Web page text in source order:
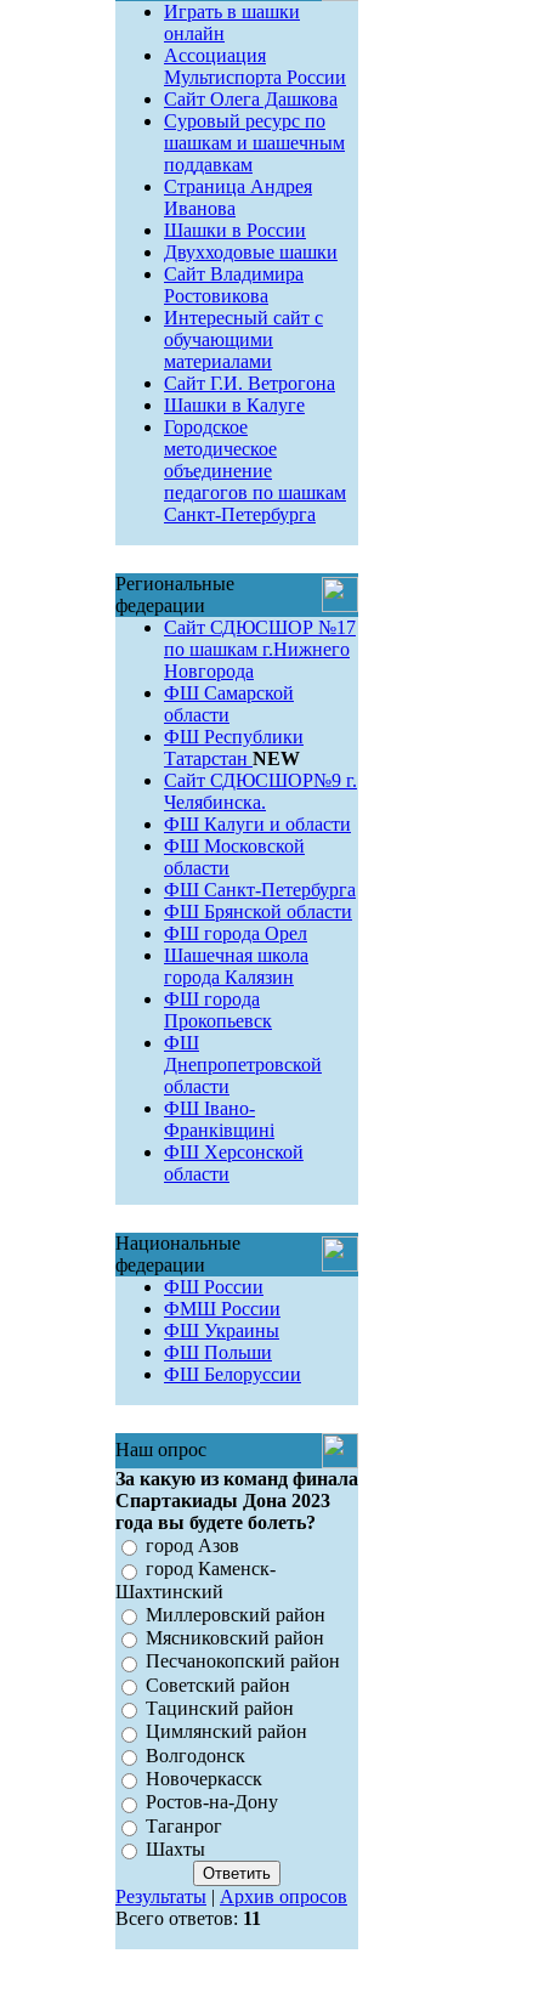
Играть в шашки
онлайн
Ассоциация
Мультиспорта России
Сайт Олега Дашкова
Суровый ресурс по
шашкам и шашечным
поддавкам
Страница Андрея
Иванова
Шашки в России
Двухходовые шашки
Сайт Владимира
Ростовикова
Интересный сайт с
обучающими
материалами
Сайт Г.И. Ветрогона
Шашки в Калуге
Городское
методическое
объединение
педагогов по шашкам
Санкт-Петербурга
Региональные
федерации
Сайт СДЮСШОР №17
по шашкам г.Нижнего
Новгорода
ФШ Самарской
области
ФШ Республики
Татарстан NEW
Сайт СДЮСШОР№9 г.
Челябинска.
ФШ Калуги и области
ФШ Московской
области
ФШ Санкт-Петербурга
ФШ Брянской области
ФШ города Орел
Шашечная школа
города Калязин
ФШ города
Прокопьевск
ФШ
Днепропетровской
области
ФШ Івано-
Франківщині
ФШ Херсонской
области
Национальные
федерации
ФШ России
ФМШ России
ФШ Украины
ФШ Польши
ФШ Белоруссии
Наш опрос
За какую из команд финала
Спартакиады Дона 2023
года вы будете болеть?
город Азов
город Каменск-
Шахтинский
Миллеровский район
Мясниковский район
Песчанокопский район
Советский район
Тацинский район
Цимлянский район
Волгодонск
Новочеркасск
Ростов-на-Дону
Таганрог
Шахты
Результаты| Архив опросов
Всего ответов: 11